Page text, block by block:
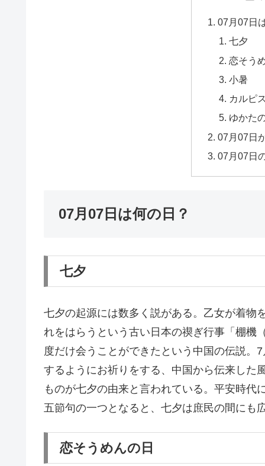
07月07日
七夕
恋そう
小暑
カルピ
ゆかた
07月07日
07月07日
07月07日は何の日？
七夕
七夕の起源には数多く説がある。乙女が着物
れをはらうという古い日本の禊ぎ行事「棚機
度だけ会うことができたという中国の伝説。
するようにお祈りをする、中国から伝来した
ものが七夕の由来と言われている。平安時代
五節句の一つとなると、七夕は庶民の間にも
恋そうめんの日